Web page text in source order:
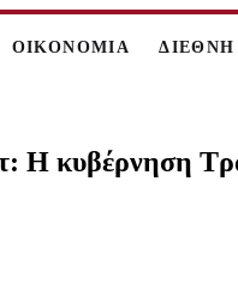
ΟΙΚΟΝΟΜΙΑ ΔΙΕΘΝΗ
Η κυβέρνηση